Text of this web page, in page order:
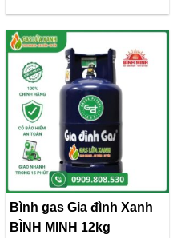
Bình gas Gia đình Xanh
BÌNH MINH 12kg